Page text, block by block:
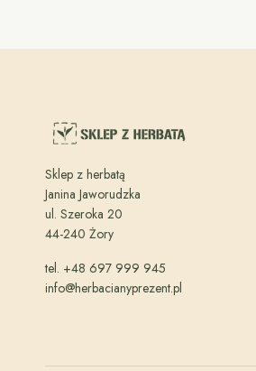
Sklep z herbatą
Janina Jaworudzka
ul. Szeroka 20
44-240 Żory
tel. +48 697 999 945
info@herbacianyprezent.pl